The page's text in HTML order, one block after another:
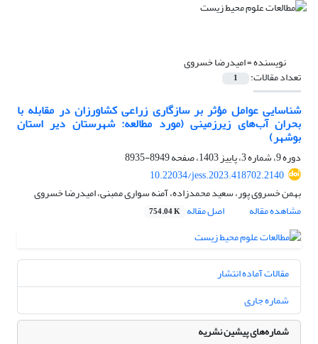
نویسنده =امیدرضا خسروی
تعداد مقالات: 1
شناسایی عوامل مؤثر بر سازگاری زراعی کشاورزان در مقابله با
بحران آب‌های زیرزمینی (مورد مطالعه: شهرستان دیر استان
بوشهر)
دوره 9، شماره 3، پاییز 1403، صفحه
8949-8935
10.22034/jess.2023.418702.2140
بهمن خسروی پور، سعید محمدزاده، آمنه سواری ممبنی، امیدرضا خسروی
مشاهده مقاله
اصل مقاله 754.04 K
مقالات آماده انتشار
شماره جاری
شماره‌های پیشین نشریه